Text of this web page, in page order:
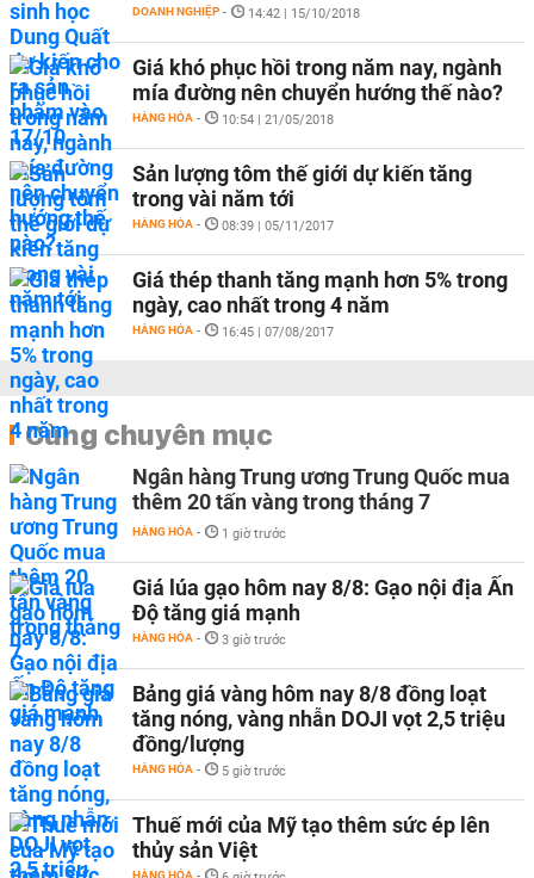
DOANH NGHIỆP - 14:42 | 15/10/2018
Giá khó phục hồi trong năm nay, ngành
mía đường nên chuyển hướng thế nào?
HÀNG HÓA - 10:54 | 21/05/2018
Sản lượng tôm thế giới dự kiến tăng
trong vài năm tới
HÀNG HÓA - 08:39 | 05/11/2017
Giá thép thanh tăng mạnh hơn 5% trong
ngày, cao nhất trong 4 năm
HÀNG HÓA - 16:45 | 07/08/2017
Cùng chuyên mục
Ngân hàng Trung ương Trung Quốc mua
thêm 20 tấn vàng trong tháng 7
HÀNG HÓA - 1 giờ trước
Giá lúa gạo hôm nay 8/8: Gạo nội địa Ấn
Độ tăng giá mạnh
HÀNG HÓA - 3 giờ trước
Bảng giá vàng hôm nay 8/8 đồng loạt
tăng nóng, vàng nhẫn DOJI vọt 2,5 triệu
đồng/lượng
HÀNG HÓA - 5 giờ trước
Thuế mới của Mỹ tạo thêm sức ép lên
thủy sản Việt
HÀNG HÓA